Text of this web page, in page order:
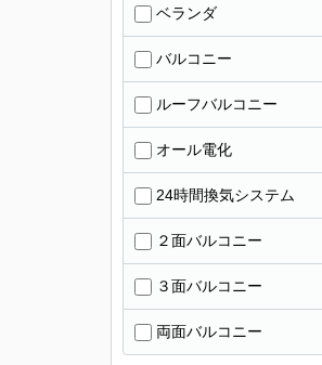
ベランダ
バルコニー
ルーフバルコニー
オール電化
24時間換気システム
２面バルコニー
３面バルコニー
両面バルコニー